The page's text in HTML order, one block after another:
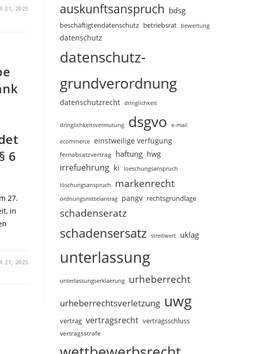
21, 2025
6
27.
in
21, 2025
auskunftsanspruch bdsg
beschäftigtendatenschutz betriebsrat bewertung
datenschutz
datenschutz-
grundverordnung
datenschutzrecht dringlichkeit
dringlichkeitsvermutung dsgvo e-mail
ecommerce einstweilige verfügung
fernabsatzvertrag haftung hwg
irrefuehrung ki loeschungsanspruch
löschungsanspruch markenrecht
ordnungsmittelantrag pangv rechtsgrundlage
schadenseratz
schadensersatz streitwert uklag
unterlassung
unterlassungserklaerung urheberrecht
urheberrechtsverletzung uwg
vertrag vertragsrecht vertragsschluss
vertragsstrafe